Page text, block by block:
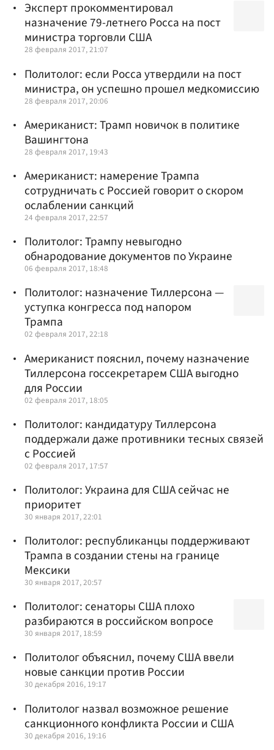
Эксперт прокомментировал
назначение 79-летнего Росса на пост
министра торговли США
28 февраля 2017, 21:07
Политолог: если Росса утвердили на пост
министра, он успешно прошел медкомиссию
28 февраля 2017, 20:06
Американист: Трамп новичок в политике
Вашингтона
28 февраля 2017, 19:43
Американист: намерение Трампа
сотрудничать с Россией говорит о скором
ослаблении санкций
24 февраля 2017, 22:57
Политолог: Трампу невыгодно
обнародование документов по Украине
06 февраля 2017, 18:48
Политолог: назначение Тиллерсона —
уступка конгресса под напором
Трампа
02 февраля 2017, 22:18
Американист пояснил, почему назначение
Тиллерсона госсекретарем США выгодно
для России
02 февраля 2017, 18:05
Политолог: кандидатуру Тиллерсона
поддержали даже противники тесных связей
с Россией
02 февраля 2017, 17:57
Политолог: Украина для США сейчас не
приоритет
30 января 2017, 22:01
Политолог: республиканцы поддерживают
Трампа в создании стены на границе
Мексики
30 января 2017, 20:57
Политолог: сенаторы США плохо
разбираются в российском вопросе
30 января 2017, 18:59
Политолог объяснил, почему США ввели
новые санкции против России
30 декабря 2016, 19:17
Политолог назвал возможное решение
санкционного конфликта России и США
30 декабря 2016, 19:16